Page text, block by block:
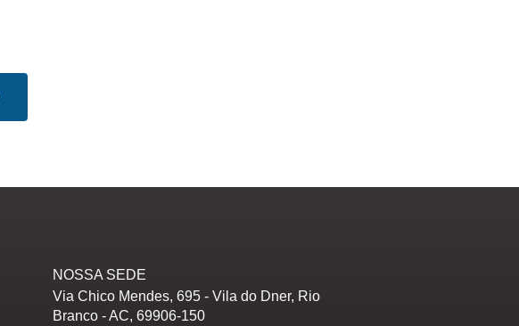
NOSSA SEDE
Via Chico Mendes, 695 - Vila do Dner, Rio
Branco - AC, 69906-150